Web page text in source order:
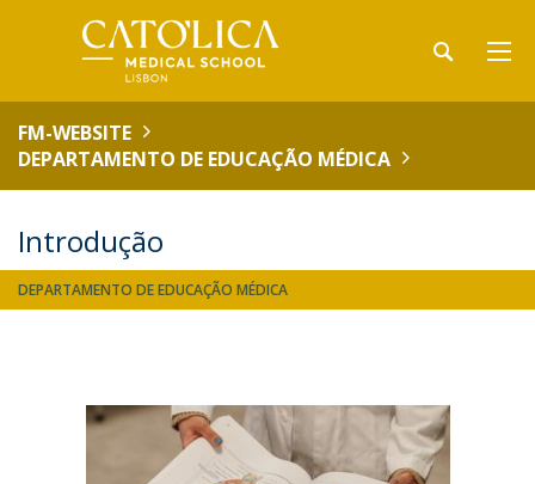
FM-WEBSITE
DEPARTAMENTO DE EDUCAÇÃO MÉDICA
Introdução
DEPARTAMENTO DE EDUCAÇÃO MÉDICA